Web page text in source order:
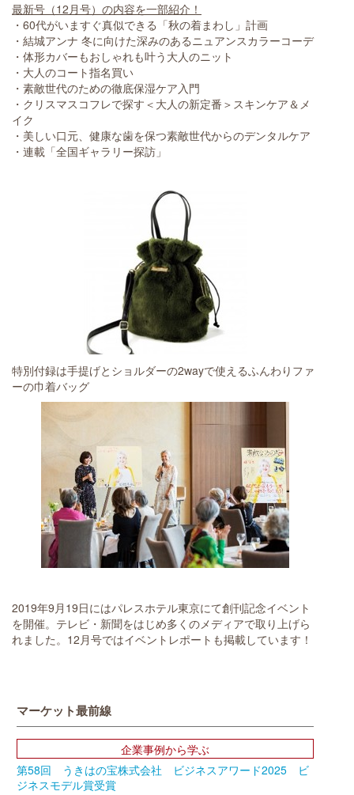
最新号（12月号）の内容を一部紹介！
・60代がいますぐ真似できる「秋の着まわし」計画
・結城アンナ 冬に向けた深みのあるニュアンスカラーコーデ
・体形カバーもおしゃれも叶う大人のニット
・大人のコート指名買い
・素敵世代のための徹底保湿ケア入門
・クリスマスコフレで探す＜大人の新定番＞スキンケア＆メ
イク
・美しい口元、健康な歯を保つ素敵世代からのデンタルケア
・連載「全国ギャラリー探訪」
特別付録は手提げとショルダーの2wayで使えるふんわりファ
ーの巾着バッグ
2019年9月19日にはパレスホテル東京にて創刊記念イベント
を開催。テレビ・新聞をはじめ多くのメディアで取り上げら
れました。12月号ではイベントレポートも掲載しています！
マーケット最前線
企業事例から学ぶ
第58回 うきはの宝株式会社 ビジネスアワード2025 ビ
ジネスモデル賞受賞